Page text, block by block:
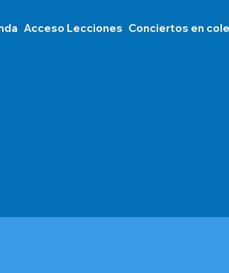
Acceso Lecciones Conciertos en